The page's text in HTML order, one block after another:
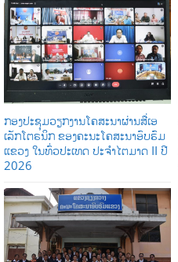
ກອງປະຊຸມວຽກງານໂຄສະນາຜ່ານສື່ເອ
ເລັກໂຕຣນິກ ຂອງຄະນະໂຄສະນາອົບຮົມ
ແຂວງ ໃນທົ່ວປະເທດ ປະຈໍາໄຕມາດ II ປີ
2026